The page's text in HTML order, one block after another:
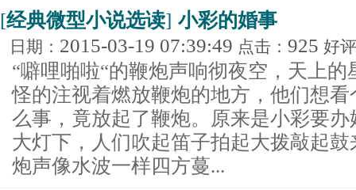
[经典微型小说选读] 小彩的婚事
日期： 2015-03-19 07:39:49 点击： 925 好
“噼哩啪啦“的鞭炮声响彻夜空，天上
怪的注视着燃放鞭炮的地方，他们想
么事，竟放起了鞭炮。原来是小彩要
大灯下，人们吹起笛子拍起大拨敲起
炮声像水波一样四方蔓...